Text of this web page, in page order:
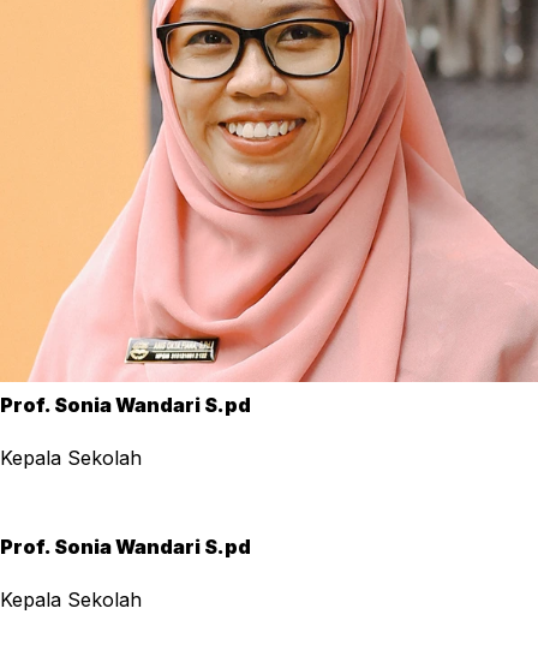
Prof. Sonia Wandari S.pd
Kepala Sekolah
Prof. Sonia Wandari S.pd
Kepala Sekolah